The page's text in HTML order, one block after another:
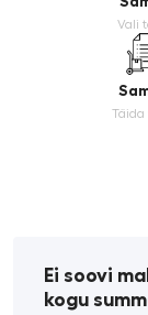
Vali
Täida
Ei soovi
kogu